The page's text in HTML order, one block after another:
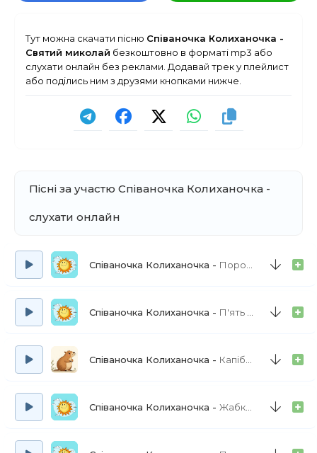
Тут можна скачати пісню Співаночка Колиханочка -
Святий миколай безкоштовно в форматі mp3 або
слухати онлайн без реклами. Додавай трек у плейлист
або поділись ним з друзями кнопками нижче.
Пісні за участю Співаночка Колиханочка -
слухати онлайн
Співаночка Колиханочка Поросятко
Співаночка Колиханочка П'ять веселих мавпенят
Співаночка Колиханочка Капібара
Співаночка Колиханочка Жабка квакушка